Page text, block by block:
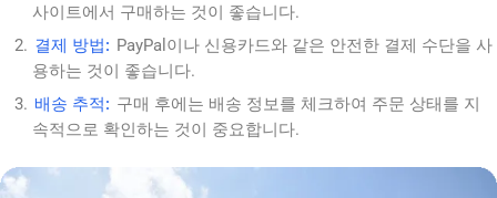
사이트에서 구매하는 것이 좋습니다.
결제 방법: PayPal이나 신용카드와 같은 안전한 결제 수단을 사
용하는 것이 좋습니다.
배송 추적: 구매 후에는 배송 정보를 체크하여 주문 상태를 지
속적으로 확인하는 것이 중요합니다.